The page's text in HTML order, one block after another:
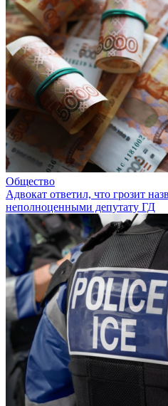
Общество
Адвокат ответил, что грозит
неполноценными депутату ГД